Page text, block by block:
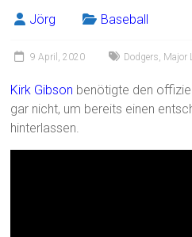
Jörg Baseball
9 April, 2020 Dodgers, Major
Kirk Gibson benötigte den
gar nicht, um bereits einen
hinterlassen.